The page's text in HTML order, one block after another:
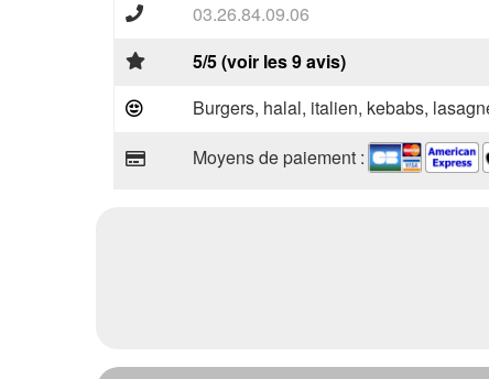
03.26.84.09.06
5/5 (voir les 9 avis)
Burgers, halal, italien, kebabs,
Moyens de paiement :